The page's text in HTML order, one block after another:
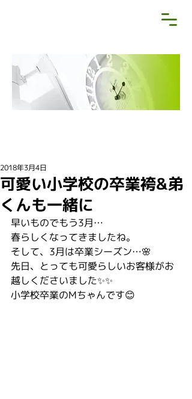
可愛い小学校の卒業袴&弟
くんも一緒に
2018年3月4日
早いものでもう3月…
春らしくなってきましたね。
そして、3月は卒業シーズン…🌸
先日、とっても可愛らしいお客様がお
越しくださいました✨✨
小学校卒業のMちゃんです😊